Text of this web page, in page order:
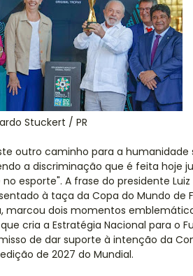
Stuckert / PR
outro caminho para a
a discriminação que é feita hoje
esporte". A frase do presidente
à taça da Copa do Mundo de
marcou dois momentos
cria a Estratégia Nacional para o
de dar suporte à intenção da
de 2027 do Mundial.